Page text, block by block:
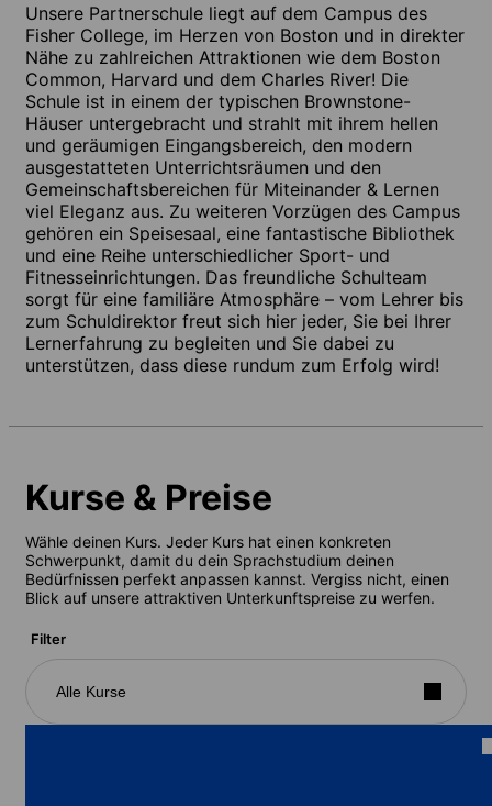
Unsere Partnerschule liegt auf dem Campus des
Fisher College, im Herzen von Boston und in direkter
Nähe zu zahlreichen Attraktionen wie dem Boston
Common, Harvard und dem Charles River! Die
Schule ist in einem der typischen Brownstone-
Häuser untergebracht und strahlt mit ihrem hellen
und geräumigen Eingangsbereich, den modern
ausgestatteten Unterrichtsräumen und den
Gemeinschaftsbereichen für Miteinander & Lernen
viel Eleganz aus. Zu weiteren Vorzügen des Campus
gehören ein Speisesaal, eine fantastische Bibliothek
und eine Reihe unterschiedlicher Sport- und
Fitnesseinrichtungen. Das freundliche Schulteam
sorgt für eine familiäre Atmosphäre – vom Lehrer bis
zum Schuldirektor freut sich hier jeder, Sie bei Ihrer
Lernerfahrung zu begleiten und Sie dabei zu
unterstützen, dass diese rundum zum Erfolg wird!
Kurse & Preise
Wähle deinen Kurs. Jeder Kurs hat einen konkreten
Schwerpunkt, damit du dein Sprachstudium deinen
Bedürfnissen perfekt anpassen kannst. Vergiss nicht, einen
Blick auf unsere attraktiven Unterkunftspreise zu werfen.
Filter
Alle Kurse